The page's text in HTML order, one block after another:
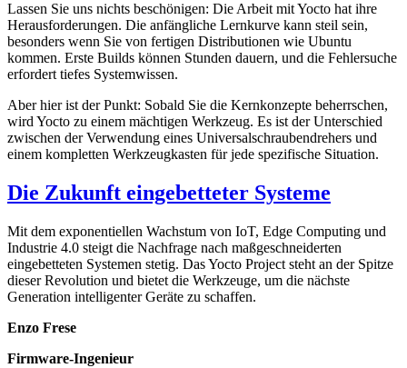
Lassen Sie uns nichts beschönigen: Die Arbeit mit Yocto hat ihre
Herausforderungen. Die anfängliche Lernkurve kann steil sein,
besonders wenn Sie von fertigen Distributionen wie Ubuntu
kommen. Erste Builds können Stunden dauern, und die Fehlersuche
erfordert tiefes Systemwissen.
Aber hier ist der Punkt: Sobald Sie die Kernkonzepte beherrschen,
wird Yocto zu einem mächtigen Werkzeug. Es ist der Unterschied
zwischen der Verwendung eines Universalschraubendrehers und
einem kompletten Werkzeugkasten für jede spezifische Situation.
Die Zukunft eingebetteter Systeme
Mit dem exponentiellen Wachstum von IoT, Edge Computing und
Industrie 4.0 steigt die Nachfrage nach maßgeschneiderten
eingebetteten Systemen stetig. Das Yocto Project steht an der Spitze
dieser Revolution und bietet die Werkzeuge, um die nächste
Generation intelligenter Geräte zu schaffen.
Enzo Frese
Firmware-Ingenieur